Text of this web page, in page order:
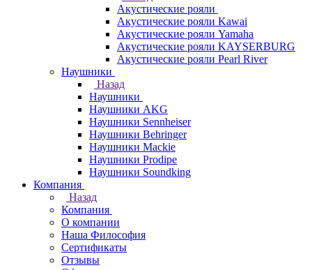
Акустические рояли
Акустические рояли Kawai
Акустические рояли Yamaha
Акустические рояли KAYSERBURG
Акустические рояли Pearl River
Наушники
Назад
Наушники
Наушники AKG
Наушники Sennheiser
Наушники Behringer
Наушники Mackie
Наушники Prodipe
Наушники Soundking
Компания
Назад
Компания
О компании
Наша Философия
Сертификаты
Отзывы